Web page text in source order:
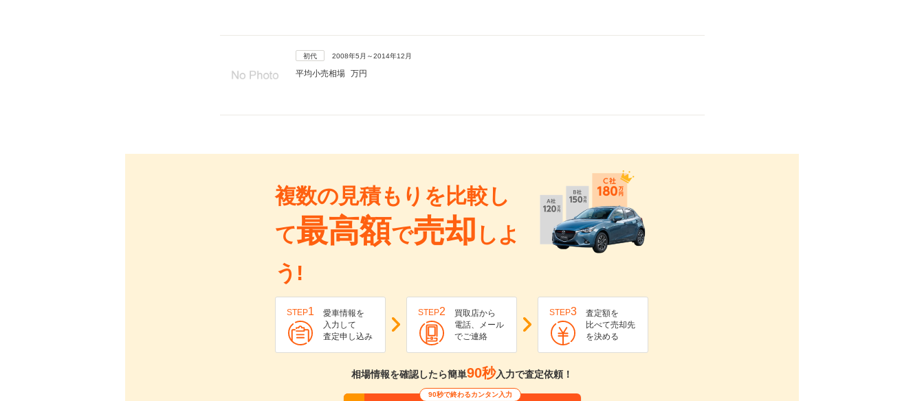
初代 2008年5月～2014年12月
平均小売相場 万円
複数の見積もりを比較し
て最高額で売却 しよ
う!
STEP1
愛車情報を
入力して
査定申し込み
STEP2
買取店から
電話、メール
でご連絡
STEP3
査定額を
比べて売却先
を決める
相場情報を確認したら簡単90秒入力で査定依頼！
90秒で終わるカンタン入力